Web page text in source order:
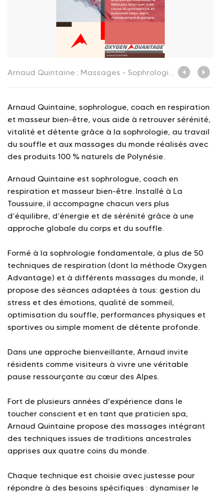
Arnaud Quintaine Arnaud Quintaine : Massages - Sophrologie - respiration_La Toussuire_oxygen-advantage
Arnaud Quintaine, sophrologue, coach en respiration
et masseur bien-être, vous aide à retrouver sérénité,
vitalité et détente grâce à la sophrologie, au travail
du souffle et aux massages du monde réalisés avec
des produits 100 % naturels de Polynésie.
Arnaud Quintaine est sophrologue, coach en
respiration et masseur bien-être. Installé à La
Toussuire, il accompagne chacun vers plus
d’équilibre, d’énergie et de sérénité grâce à une
approche globale du corps et du souffle.
Formé à la sophrologie fondamentale, à plus de 50
techniques de respiration (dont la méthode Oxygen
Advantage) et à différents massages du monde, il
propose des séances adaptées à tous: gestion du
stress et des émotions, qualité de sommeil,
optimisation du souffle, performances physiques et
sportives ou simple moment de détente profonde.
Dans une approche bienveillante, Arnaud invite
résidents comme visiteurs à vivre une véritable
pause ressourçante au cœur des Alpes.
Fort de plusieurs années d'expérience dans le
toucher conscient et en tant que praticien spa,
Arnaud Quintaine propose des massages intégrant
des techniques issues de traditions ancestrales
apprises aux quatre coins du monde.
Chaque technique est choisie avec justesse pour
répondre à des besoins spécifiques : dynamiser le